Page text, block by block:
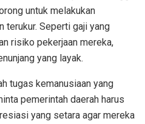
untuk melakukan
terukur. Seperti gaji yang
risiko pekerjaan mereka,
yang layak.
tugas kemanusiaan yang
pemerintah daerah harus
yang setara agar mereka